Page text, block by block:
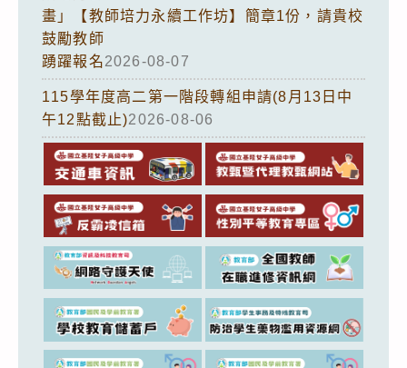
畫」【教師培力永續工作坊】簡章1份，請貴校
鼓勵教師
踴躍報名2026-08-07
115學年度高二第一階段轉組申請(8月13日中
午12點截止)2026-08-06